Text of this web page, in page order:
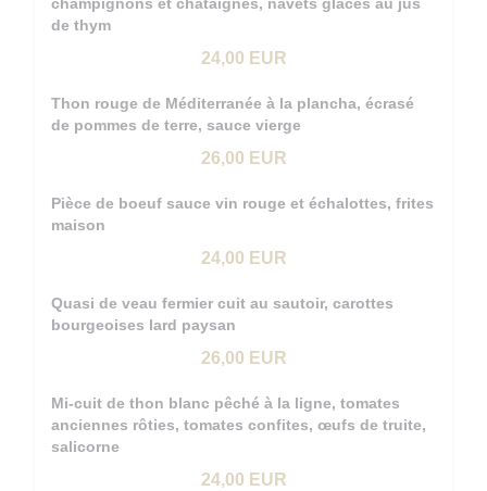
de thym
24,00 EUR
Thon rouge de Méditerranée à la plancha, écrasé
de pommes de terre, sauce vierge
26,00 EUR
Pièce de boeuf sauce vin rouge et échalottes, frites
maison
24,00 EUR
Quasi de veau fermier cuit au sautoir, carottes
bourgeoises lard paysan
26,00 EUR
Mi-cuit de thon blanc pêché à la ligne, tomates
anciennes rôties, tomates confites, œufs de truite,
salicorne
24,00 EUR